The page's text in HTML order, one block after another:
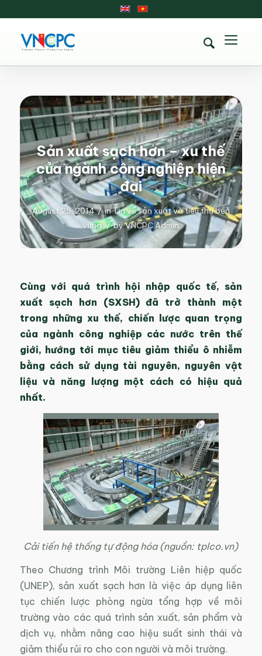
Sản xuất sạch hơn – xu thế
của ngành công nghiệp hiện
đại
August 25, 2014 / inTin về sản xuất và tiêu thụ bền
vững / byVNCPC Admin
Cùng với quá trình hội nhập quốc tế, sản
xuất sạch hơn (SXSH) đã trở thành một
trong những xu thế, chiến lược quan trọng
của ngành công nghiệp các nước trên thế
giới, hướng tới mục tiêu giảm thiểu ô nhiễm
bằng cách sử dụng tài nguyên, nguyên vật
liệu và năng lượng một cách có hiệu quả
nhất.
Cải tiến hệ thống tự động hóa (nguồn: tplco.vn)
Theo Chương trình Môi trường Liên hiệp quốc
(UNEP), sản xuất sạch hơn là việc áp dụng liên
tục chiến lược phòng ngừa tổng hợp về môi
trường vào các quá trình sản xuất, sản phẩm và
dịch vụ, nhằm nâng cao hiệu suất sinh thái và
giảm thiểu rủi ro cho con người và môi trường.